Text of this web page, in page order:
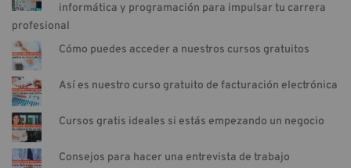
informática y programación para impulsar tu carrera
profesional
Cómo puedes acceder a nuestros cursos gratuitos
Así es nuestro curso gratuito de facturación electrónica
Cursos gratis ideales si estás empezando un negocio
Consejos para hacer una entrevista de trabajo